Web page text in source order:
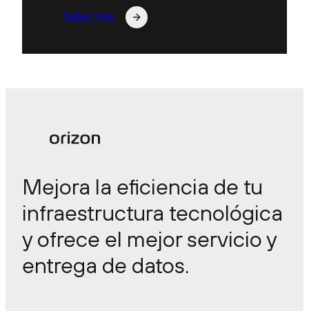
Saber más
Mejora la eficiencia de tu
infraestructura tecnológica
y ofrece el mejor servicio y
entrega de datos.